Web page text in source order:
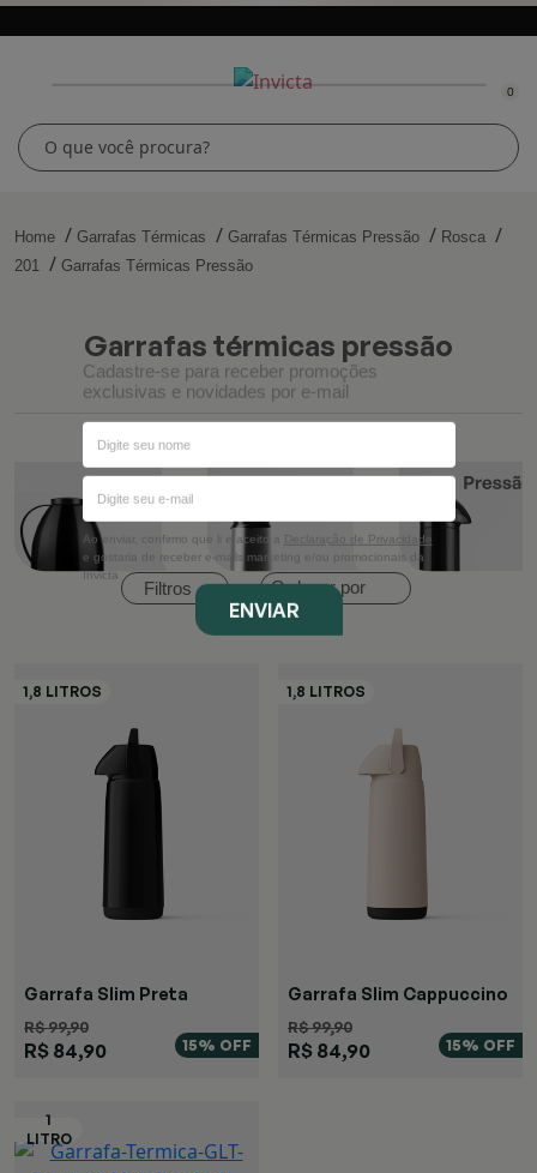
0
Home Garrafas Térmicas Garrafas Térmicas Pressão
Rosca
201
Garrafas Térmicas Pressão
garrafas térmicas pressão
Filtros Ordenar por
Garrafa Slim Preta
R$ 99,90
R$ 84,90 15% OFF
Garrafa Slim Cappuccino
R$ 99,90
R$ 84,90 15% OFF
Cadastre-se para receber promoções
exclusivas e novidades por e-mail
Ao enviar, confirmo que li e aceito a
e gostaria de receber e-mails marketing e/ou promocionais da
ENVIAR